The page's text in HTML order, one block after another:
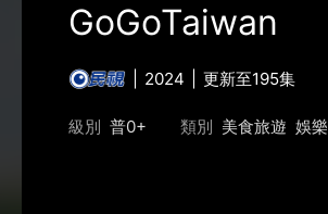
GoGoTaiwan
2024 更新至195集
級別 普0+ 類別 美食旅遊 娛樂